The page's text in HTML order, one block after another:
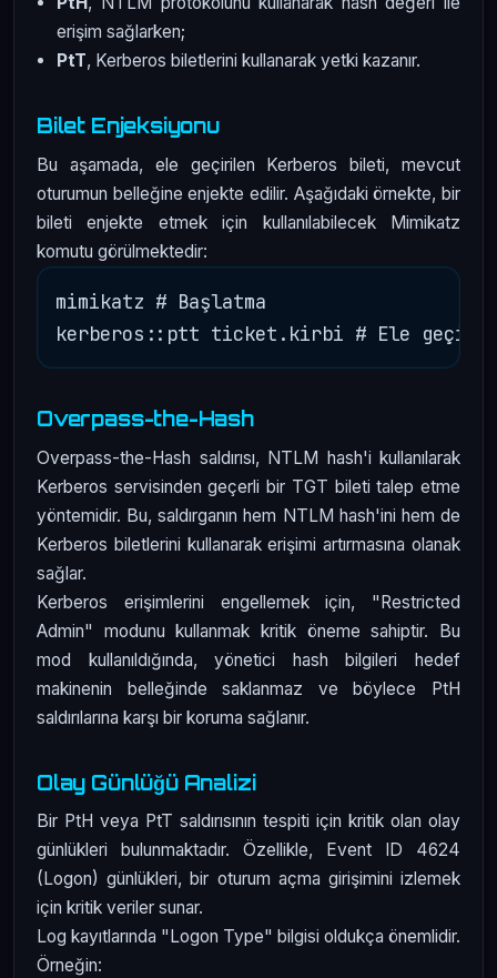
erişim sağlarken;
PtT, Kerberos biletlerini kullanarak yetki kazanır.
Bilet Enjeksiyonu
Bu aşamada, ele geçirilen Kerberos bileti, mevcut
oturumun belleğine enjekte edilir. Aşağıdaki örnekte, bir
bileti enjekte etmek için kullanılabilecek Mimikatz
komutu görülmektedir:
mimikatz # Başlatma
Overpass-the-Hash
Overpass-the-Hash saldırısı, NTLM hash'i kullanılarak
Kerberos servisinden geçerli bir TGT bileti talep etme
yöntemidir. Bu, saldırganın hem NTLM hash'ini hem de
Kerberos biletlerini kullanarak erişimi artırmasına olanak
sağlar.
Kerberos erişimlerini engellemek için, "Restricted
Admin" modunu kullanmak kritik öneme sahiptir. Bu
mod kullanıldığında, yönetici hash bilgileri hedef
makinenin belleğinde saklanmaz ve böylece PtH
saldırılarına karşı bir koruma sağlanır.
Olay Günlüğü Analizi
Bir PtH veya PtT saldırısının tespiti için kritik olan olay
günlükleri bulunmaktadır. Özellikle, Event ID 4624
(Logon) günlükleri, bir oturum açma girişimini izlemek
için kritik veriler sunar.
Log kayıtlarında "Logon Type" bilgisi oldukça önemlidir.
Örneğin: